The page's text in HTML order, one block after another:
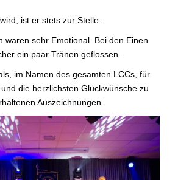
ist er stets zur Stelle.
waren sehr Emotional. Bei den Einen
ein paar Tränen geflossen.
im Namen des gesamten LCCs, für
die herzlichsten Glückwünsche zu
Auszeichnungen.